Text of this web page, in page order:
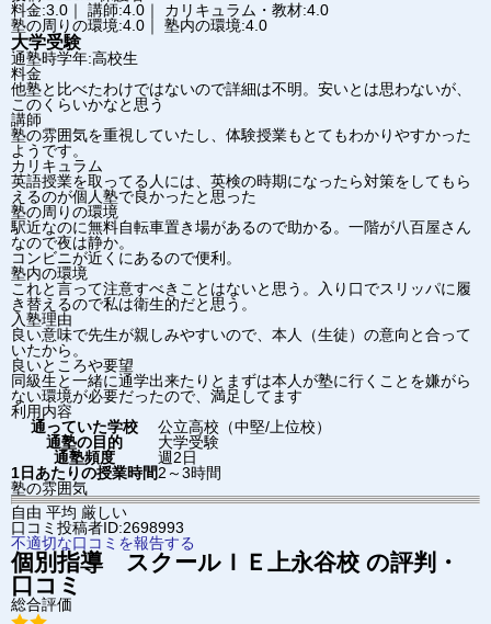
料金:3.0｜ 講師:4.0｜ カリキュラム・教材:4.0
塾の周りの環境:4.0｜ 塾内の環境:4.0
大学受験
通塾時学年:高校生
料金
他塾と比べたわけではないので詳細は不明。安いとは思わないが、
このくらいかなと思う
講師
塾の雰囲気を重視していたし、体験授業もとてもわかりやすかった
ようです。
カリキュラム
英語授業を取ってる人には、英検の時期になったら対策をしてもら
えるのが個人塾で良かったと思った
塾の周りの環境
駅近なのに無料自転車置き場があるので助かる。一階が八百屋さん
なので夜は静か。
コンビニが近くにあるので便利。
塾内の環境
これと言って注意すべきことはないと思う。入り口でスリッパに履
き替えるので私は衛生的だと思う。
入塾理由
良い意味で先生が親しみやすいので、本人（生徒）の意向と合って
いたから。
良いところや要望
同級生と一緒に通学出来たりとまずは本人が塾に行くことを嫌がら
ない環境が必要だったので、満足してます
利用内容
通っていた学校
公立高校（中堅/上位校）
通塾の目的
大学受験
通塾頻度
週2日
1日あたりの授業時間2～3時間
塾の雰囲気
自由 平均 厳しい
口コミ投稿者ID:2698993
不適切な口コミを報告する
個別指導 スクールＩＥ 上永谷校 の評判・
口コミ
総合評価